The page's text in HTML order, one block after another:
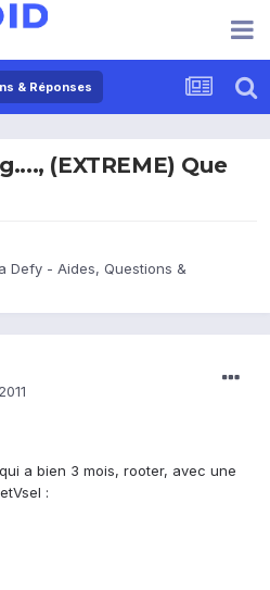
& Réponses
(EXTREME) Que
Defy - Aides, Questions &
a bien 3 mois, rooter, avec une
: